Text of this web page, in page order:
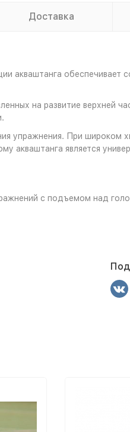
Доставка
акваштанга обеспечивает
на развитие верхней
упражнения. При широком
акваштанга является
с подъемом над